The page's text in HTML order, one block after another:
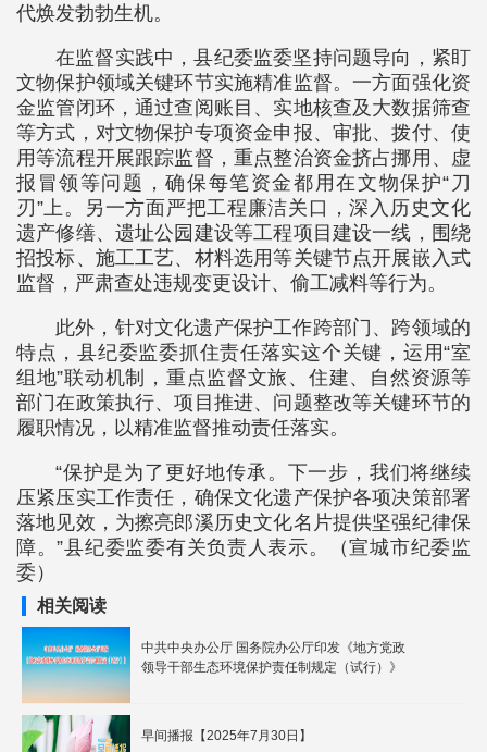
代焕发勃勃生机。
在监督实践中，县纪委监委坚持问题导向，紧盯
文物保护领域关键环节实施精准监督。一方面强化资
金监管闭环，通过查阅账目、实地核查及大数据筛查
等方式，对文物保护专项资金申报、审批、拨付、使
用等流程开展跟踪监督，重点整治资金挤占挪用、虚
报冒领等问题，确保每笔资金都用在文物保护“刀
刃”上。另一方面严把工程廉洁关口，深入历史文化
遗产修缮、遗址公园建设等工程项目建设一线，围绕
招投标、施工工艺、材料选用等关键节点开展嵌入式
监督，严肃查处违规变更设计、偷工减料等行为。
此外，针对文化遗产保护工作跨部门、跨领域的
特点，县纪委监委抓住责任落实这个关键，运用“室
组地”联动机制，重点监督文旅、住建、自然资源等
部门在政策执行、项目推进、问题整改等关键环节的
履职情况，以精准监督推动责任落实。
“保护是为了更好地传承。下一步，我们将继续
压紧压实工作责任，确保文化遗产保护各项决策部署
落地见效，为擦亮郎溪历史文化名片提供坚强纪律保
障。”县纪委监委有关负责人表示。（宣城市纪委监
委）
相关阅读
中共中央办公厅 国务院办公厅印发《地方党政
领导干部生态环境保护责任制规定（试行）》
早间播报【2025年7月30日】